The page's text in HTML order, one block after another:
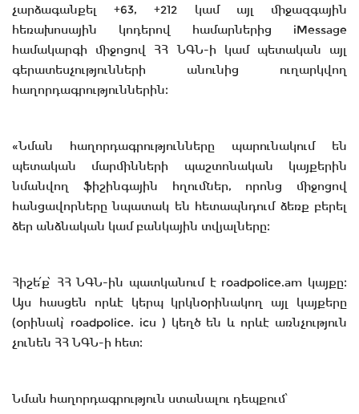
չարձագանքել +63, +212 կամ այլ միջազգային
հեռախոսային կոդերով համարներից iMessage
համակարգի միջոցով ՀՀ ՆԳՆ-ի կամ պետական այլ
գերատեսչությունների անունից ուղարկվող
հաղորդագրություններին։
«Նման հաղորդագրությունները պարունակում են
պետական մարմինների պաշտոնական կայքերին
նմանվող ֆիշինգային հղումներ, որոնց միջոցով
հանցավորները նպատակ են հետապնդում ձեռք բերել
ձեր անձնական կամ բանկային տվյալները։
Հիշե՛ք՝ ՀՀ ՆԳՆ-ին պատկանում է roadpolice.am կայքը։
Այս հասցեն որևէ կերպ կրկնօրինակող այլ կայքերը
(օրինակ՝ roadpolice. icu ) կեղծ են և որևէ առնչություն
չունեն ՀՀ ՆԳՆ-ի հետ։
Նման հաղորդագրություն ստանալու դեպքում՝